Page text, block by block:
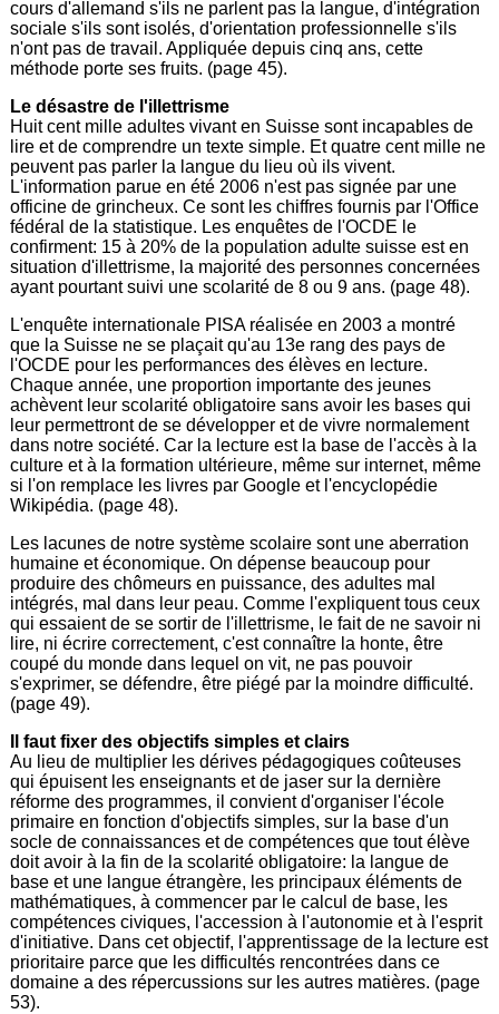
cours d'allemand s'ils ne parlent pas la langue, d'intégration
sociale s'ils sont isolés, d'orientation professionnelle s'ils
n'ont pas de travail. Appliquée depuis cinq ans, cette
méthode porte ses fruits. (page 45).
Le désastre de l'illettrisme
Huit cent mille adultes vivant en Suisse sont incapables de
lire et de comprendre un texte simple. Et quatre cent mille ne
peuvent pas parler la langue du lieu où ils vivent.
L'information parue en été 2006 n'est pas signée par une
officine de grincheux. Ce sont les chiffres fournis par l'Office
fédéral de la statistique. Les enquêtes de l'OCDE le
confirment: 15 à 20% de la population adulte suisse est en
situation d'illettrisme, la majorité des personnes concernées
ayant pourtant suivi une scolarité de 8 ou 9 ans. (page 48).
L'enquête internationale PISA réalisée en 2003 a montré
que la Suisse ne se plaçait qu'au 13e rang des pays de
l'OCDE pour les performances des élèves en lecture.
Chaque année, une proportion importante des jeunes
achèvent leur scolarité obligatoire sans avoir les bases qui
leur permettront de se développer et de vivre normalement
dans notre société. Car la lecture est la base de l'accès à la
culture et à la formation ultérieure, même sur internet, même
si l'on remplace les livres par Google et l'encyclopédie
Wikipédia. (page 48).
Les lacunes de notre système scolaire sont une aberration
humaine et économique. On dépense beaucoup pour
produire des chômeurs en puissance, des adultes mal
intégrés, mal dans leur peau. Comme l'expliquent tous ceux
qui essaient de se sortir de l'illettrisme, le fait de ne savoir ni
lire, ni écrire correctement, c'est connaître la honte, être
coupé du monde dans lequel on vit, ne pas pouvoir
s'exprimer, se défendre, être piégé par la moindre difficulté.
(page 49).
Il faut fixer des objectifs simples et clairs
Au lieu de multiplier les dérives pédagogiques coûteuses
qui épuisent les enseignants et de jaser sur la dernière
réforme des programmes, il convient d'organiser l'école
primaire en fonction d'objectifs simples, sur la base d'un
socle de connaissances et de compétences que tout élève
doit avoir à la fin de la scolarité obligatoire: la langue de
base et une langue étrangère, les principaux éléments de
mathématiques, à commencer par le calcul de base, les
compétences civiques, l'accession à l'autonomie et à l'esprit
d'initiative. Dans cet objectif, l'apprentissage de la lecture est
prioritaire parce que les difficultés rencontrées dans ce
domaine a des répercussions sur les autres matières. (page
53).